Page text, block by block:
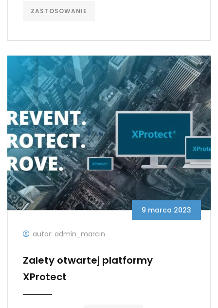
ZASTOSOWANIE
9 marca 2023
autor: admin_marcin
Zalety otwartej platformy
XProtect